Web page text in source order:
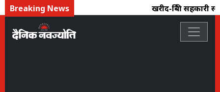
Breaking News खरीद-बिक्री